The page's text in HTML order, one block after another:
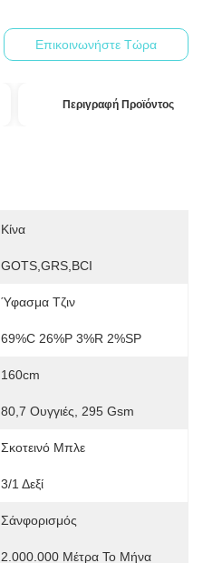
Επικοινωνήστε Τώρα
Περιγραφή Προϊόντος
Κίνα
GOTS,GRS,BCI
Ύφασμα Τζιν
69%C 26%P 3%R 2%SP
160cm
80,7 Ουγγιές, 295 Gsm
Σκοτεινό Μπλε
3/1 Δεξί
Σάνφορισμός
2.000.000 Μέτρα Το Μήνα